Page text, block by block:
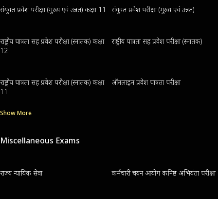
संयुक्त प्रवेश परीक्षा (मुख्य एवं उन्नत) कक्षा 11 संयुक्त प्रवेश परीक्षा (मुख्य एवं उन्नत)
राष्ट्रीय पात्रता सह प्रवेश परीक्षा (स्नातक) कक्षा
12
राष्ट्रीय पात्रता सह प्रवेश परीक्षा (स्नातक)
राष्ट्रीय पात्रता सह प्रवेश परीक्षा (स्नातक) कक्षा
11
ऑनलाइन प्रवेश पात्रता परीक्षा
Show More
Miscellaneous Exams
राज्य न्यायिक सेवा कर्मचारी चयन आयोग कनिष्ठ अभियंता परीक्षा